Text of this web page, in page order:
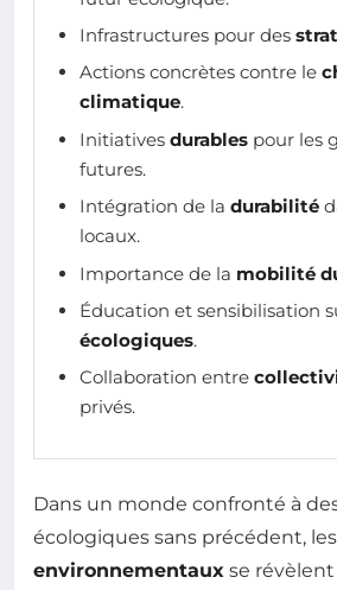
Infrastructures pour des
Actions concrètes contre le
climatique.
Initiatives durables pour les
futures.
Intégration de la durabilité
locaux.
Importance de la mobilité
Éducation et sensibilisation
écologiques.
Collaboration entre
privés.
Dans un monde confronté à
écologiques sans précédent, les
environnementaux se